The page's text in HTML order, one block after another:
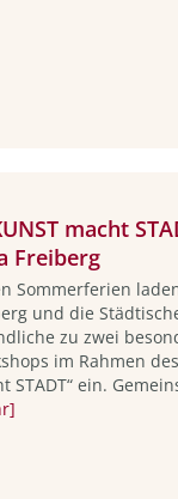
macht
Freiberg
Sommerferien
und die
zu zwei
im Rahmen
STADT“ ein.